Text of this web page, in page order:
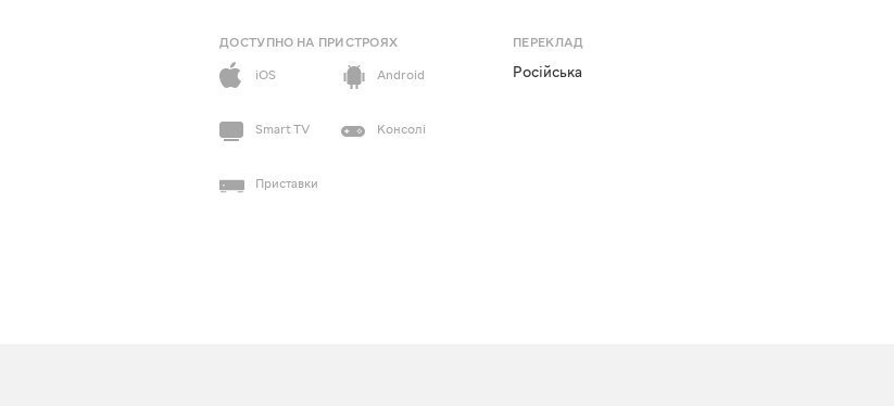
ДОСТУПНО НА ПРИСТРОЯХ
iOS
Android
Smart TV Консолі
Приставки
ПЕРЕКЛАД
Російська